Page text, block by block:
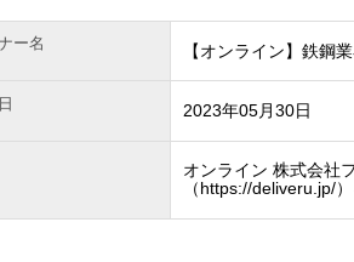
ー名 【オンライン】鉄鋼
2023年05月30日
オンライン 株式会社
（https://deliveru.jp/